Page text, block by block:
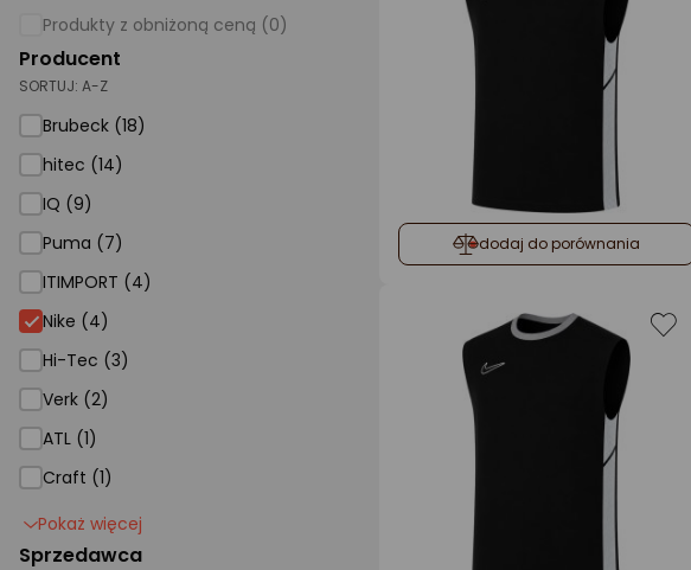
Biuro i firma
Sport i turystyka
Supermarket
Strefa marek
Produkty z obniżoną ceną (0)
Producent
SORTUJ: A-Z
Brubeck (18)
hitec (14)
IQ (9)
Puma (7)
ITIMPORT (4)
Nike (4)
Hi-Tec (3)
Verk (2)
ATL (1)
Craft (1)
Pokaż więcej
Sprzedawca
dodaj do porównania